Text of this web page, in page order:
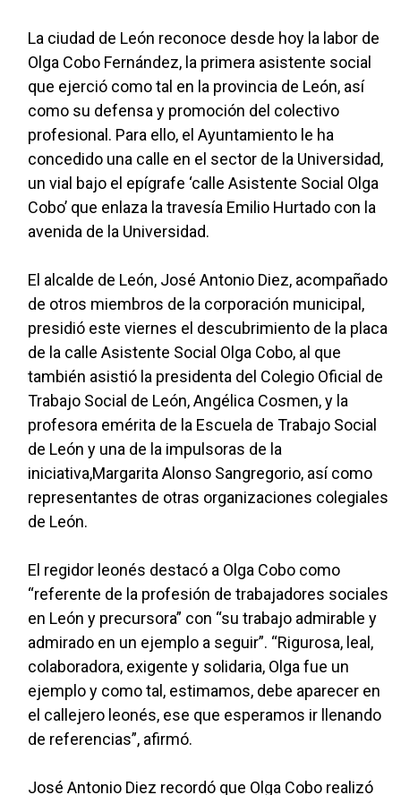
La ciudad de León reconoce desde hoy la labor de
Olga Cobo Fernández, la primera asistente social
que ejerció como tal en la provincia de León, así
como su defensa y promoción del colectivo
profesional. Para ello, el Ayuntamiento le ha
concedido una calle en el sector de la Universidad,
un vial bajo el epígrafe ‘calle Asistente Social Olga
Cobo’ que enlaza la travesía Emilio Hurtado con la
avenida de la Universidad.
El alcalde de León, José Antonio Diez, acompañado
de otros miembros de la corporación municipal,
presidió este viernes el descubrimiento de la placa
de la calle Asistente Social Olga Cobo, al que
también asistió la presidenta del Colegio Oficial de
Trabajo Social de León, Angélica Cosmen, y la
profesora emérita de la Escuela de Trabajo Social
de León y una de la impulsoras de la
iniciativa,Margarita Alonso Sangregorio, así como
representantes de otras organizaciones colegiales
de León.
El regidor leonés destacó a Olga Cobo como
“referente de la profesión de trabajadores sociales
en León y precursora” con “su trabajo admirable y
admirado en un ejemplo a seguir”. “Rigurosa, leal,
colaboradora, exigente y solidaria, Olga fue un
ejemplo y como tal, estimamos, debe aparecer en
el callejero leonés, ese que esperamos ir llenando
de referencias”, afirmó.
José Antonio Diez recordó que Olga Cobo realizó